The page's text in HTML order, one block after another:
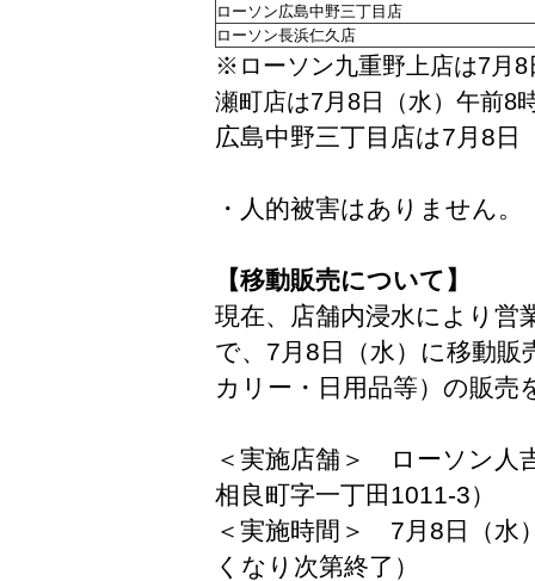
ローソン広島中野三丁目店
ローソン長浜仁久店
※ローソン九重野上店は7月8
瀬町店は7月8日（水）午前8
広島中野三丁目店は7月8日
・人的被害はありません。
【移動販売について】
現在、店舗内浸水により営
で、7月8日（水）に移動
カリー・日用品等）の販売
＜実施店舗＞ ローソン人
相良町字一丁田1011-3）
＜実施時間＞ 7月8日（水
くなり次第終了）